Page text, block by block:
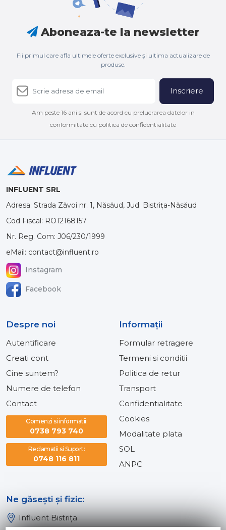
Aboneaza-te la newsletter
Fii primul care afla ultimele oferte exclusive și ultima actualizare de
produse.
Inscriere
Am peste 16 ani si sunt de acord cu prelucrarea datelor in
conformitate cu politica de confidentialitate
INFLUENT SRL
Adresa: Strada Zăvoi nr. 1, Năsăud, Jud. Bistrița-Năsăud
Cod Fiscal: RO12168157
Nr. Reg. Com: J06/230/1999
eMail: contact@influent.ro
Instagram
Facebook
Despre noi
Autentificare
Creati cont
Cine suntem?
Numere de telefon
Contact
Comenzi si informatii:
0738 793 740
Reclamatii si Suport:
0748 116 811
Informaţii
Formular retragere
Termeni si conditii
Politica de retur
Transport
Confidentialitate
Cookies
Modalitate plata
SOL
ANPC
Ne găsești și fizic:
Influent Bistrița